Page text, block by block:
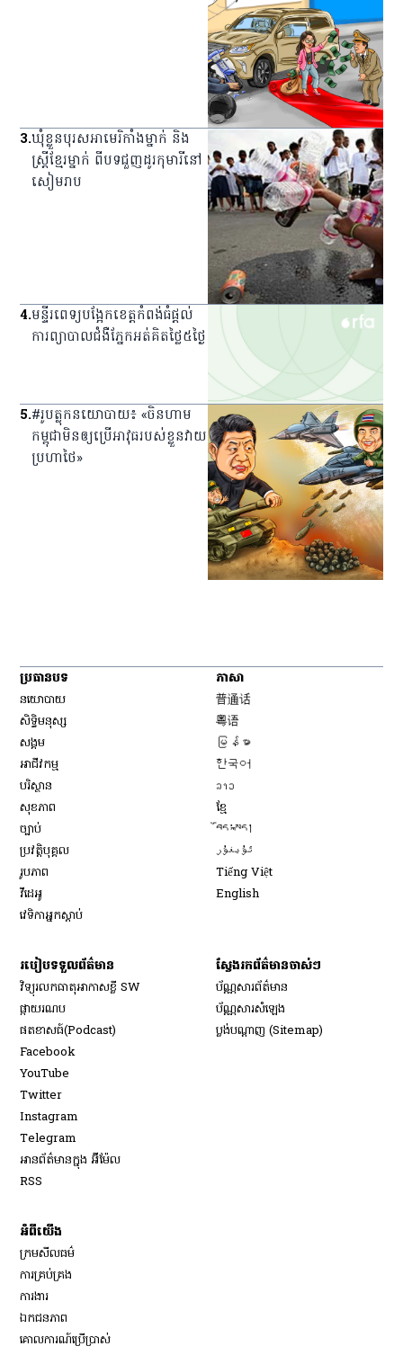
3.ឃុំ​ខ្លួន​បុរស​អាមេរិកាំង​ម្នាក់ និង​
ស្ត្រី​ខ្មែរ​ម្នាក់ ពី​បទ​ជួញ​ដូរ​កុមារី​នៅ​
សៀមរាប
4.មន្ទីរពេទ្យ​បង្អែក​ខេត្ត​កំពង់ធំ​ផ្ដល់​
ការ​ព្យាបាល​ជំងឺ​ភ្នែក​អត់​គិត​ថ្លៃ​៥​ថ្ងៃ
5.#រូបត្លុកនយោបាយ៖ «ចិនហាម
កម្ពុជាមិនឲ្យប្រើអាវុធរបស់ខ្លួនវាយ
ប្រហាថៃ»
ប្រធានបទ
នយោបាយ
សិទ្ធិ​មនុស្ស
សង្គម
អាជីវកម្ម
បរិស្ថាន
សុខភាព
ច្បាប់
ប្រវត្តិបុគ្គល
រូបភាព
វីដេអូ
វេទិកា​អ្នក​ស្ដាប់
ភាសា
普通话
粤语
မြန်မာ
한국어
ລາວ
ខ្មែ
བོད་སྐད།
ئۇيغۇر
Tiếng Việt
English
របៀប​ទទួល​ព័ត៌មាន​
វិទ្យុ​រលក​ធាតុអាកាស​ខ្លី SW
​ផ្កាយ​រណប
​ផតខាសធ៍(Podcast)
Facebook
YouTube
Twitter
Instagram
Telegram
អានព័ត៌មានក្នុង អ៊ីម៉ែល
RSS
ស្វែងរកព័ត៌មានចាស់ៗ
ប័ណ្ណសារ​ព័ត៌មាន​
ប័ណ្ណសារ​សំឡេង
ប្លង់បណ្តាញ (Sitemap)
អំពីយើង
ក្រមសីលធម៌
ការគ្រប់គ្រង
ការងារ
ឯកជនភាព
គោលការណ៍ប្រើប្រាស់